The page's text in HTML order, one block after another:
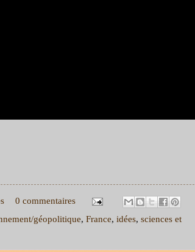
0 commentaires
géopolitique, France, idées, sciences et